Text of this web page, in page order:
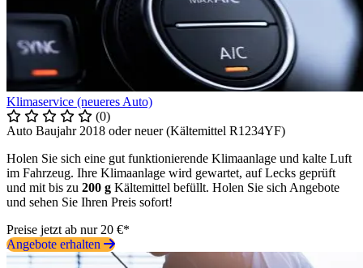
Klimaservice (neueres Auto)
(0)
Auto Baujahr 2018 oder neuer (Kältemittel R1234YF)
Holen Sie sich eine gut funktionierende Klimaanlage und kalte Luft
im Fahrzeug. Ihre Klimaanlage wird gewartet, auf Lecks geprüft
und mit bis zu 200 g Kältemittel befüllt. Holen Sie sich Angebote
und sehen Sie Ihren Preis sofort!
Preise jetzt ab nur 20 €*
Angebote erhalten